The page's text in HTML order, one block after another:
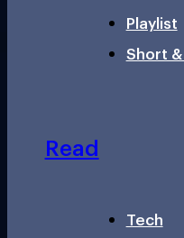
Playlist
Short
Read
Tech